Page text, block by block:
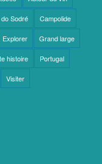
Sodré Campolide
Explorer Grand large
histoire Portugal
Visiter